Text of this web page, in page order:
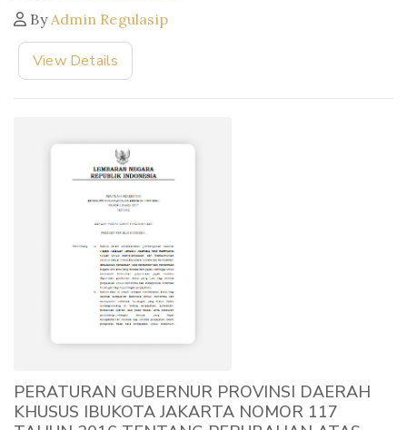
ByAdmin Regulasip
View Details
PERATURAN GUBERNUR PROVINSI DAERAH
KHUSUS IBUKOTA JAKARTA NOMOR 117